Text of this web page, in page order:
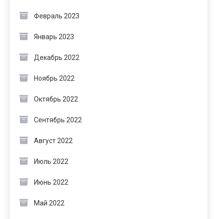
Февраль 2023
Январь 2023
Декабрь 2022
Ноябрь 2022
Октябрь 2022
Сентябрь 2022
Август 2022
Июль 2022
Июнь 2022
Май 2022